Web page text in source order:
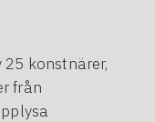
konstnärer,
från